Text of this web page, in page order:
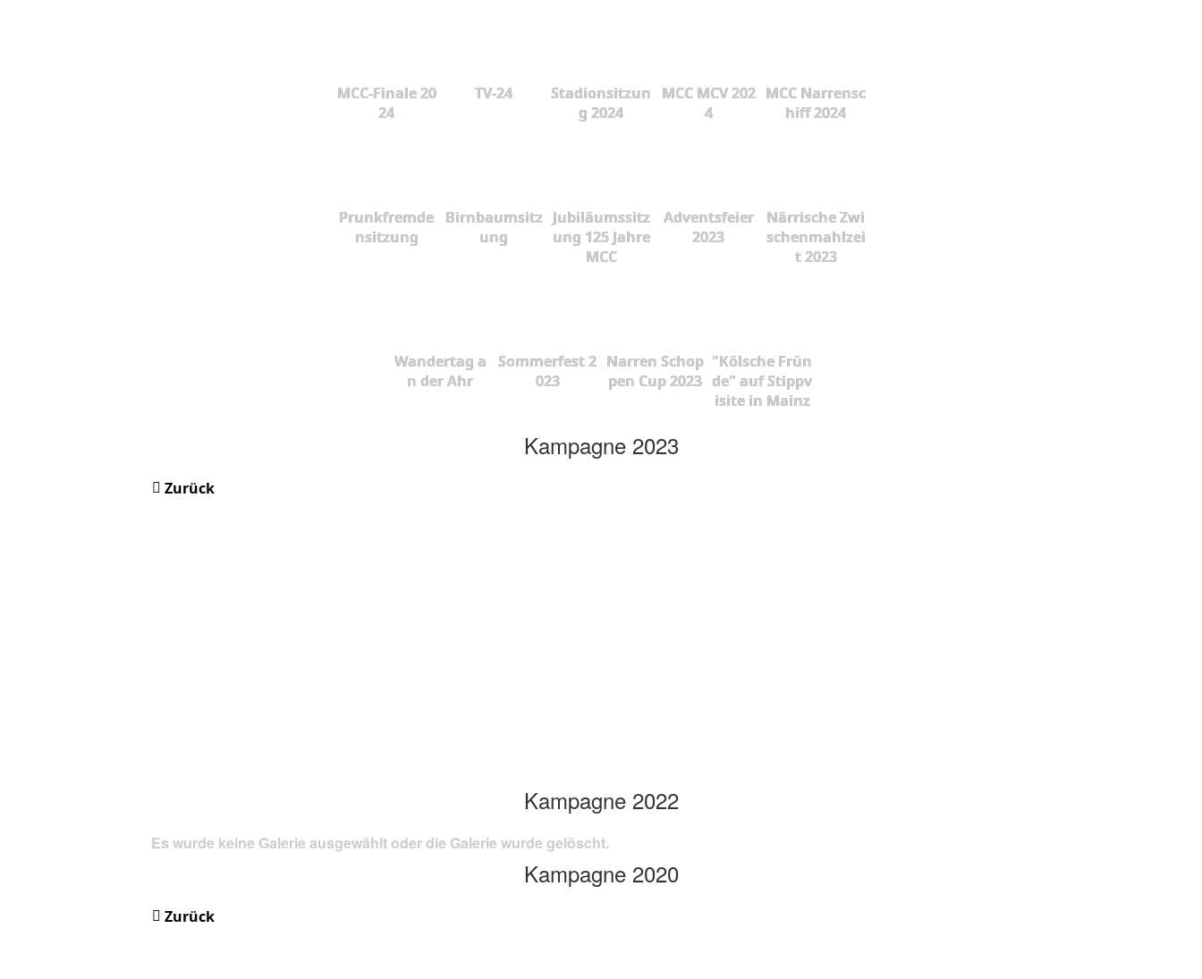
MCC-Finale 20
24
TV-24
Stadionsitzun
g 2024
MCC MCV 202
4
MCC Narrensc
hiff 2024
Prunkfremde
nsitzung
Birnbaumsitz
ung
Jubiläumssitz
ung 125 Jahre
MCC
Adventsfeier
2023
Närrische Zwi
schenmahlzei
t 2023
Wandertag a
n der Ahr
Sommerfest 2
023
Narren Schop
pen Cup 2023
"Kölsche Frün
de" auf Stippv
isite in Mainz
Kampagne 2023
Zurück
Kampagne 2022
Es wurde keine Galerie ausgewählt oder die Galerie wurde gelöscht.
Kampagne 2020
Zurück